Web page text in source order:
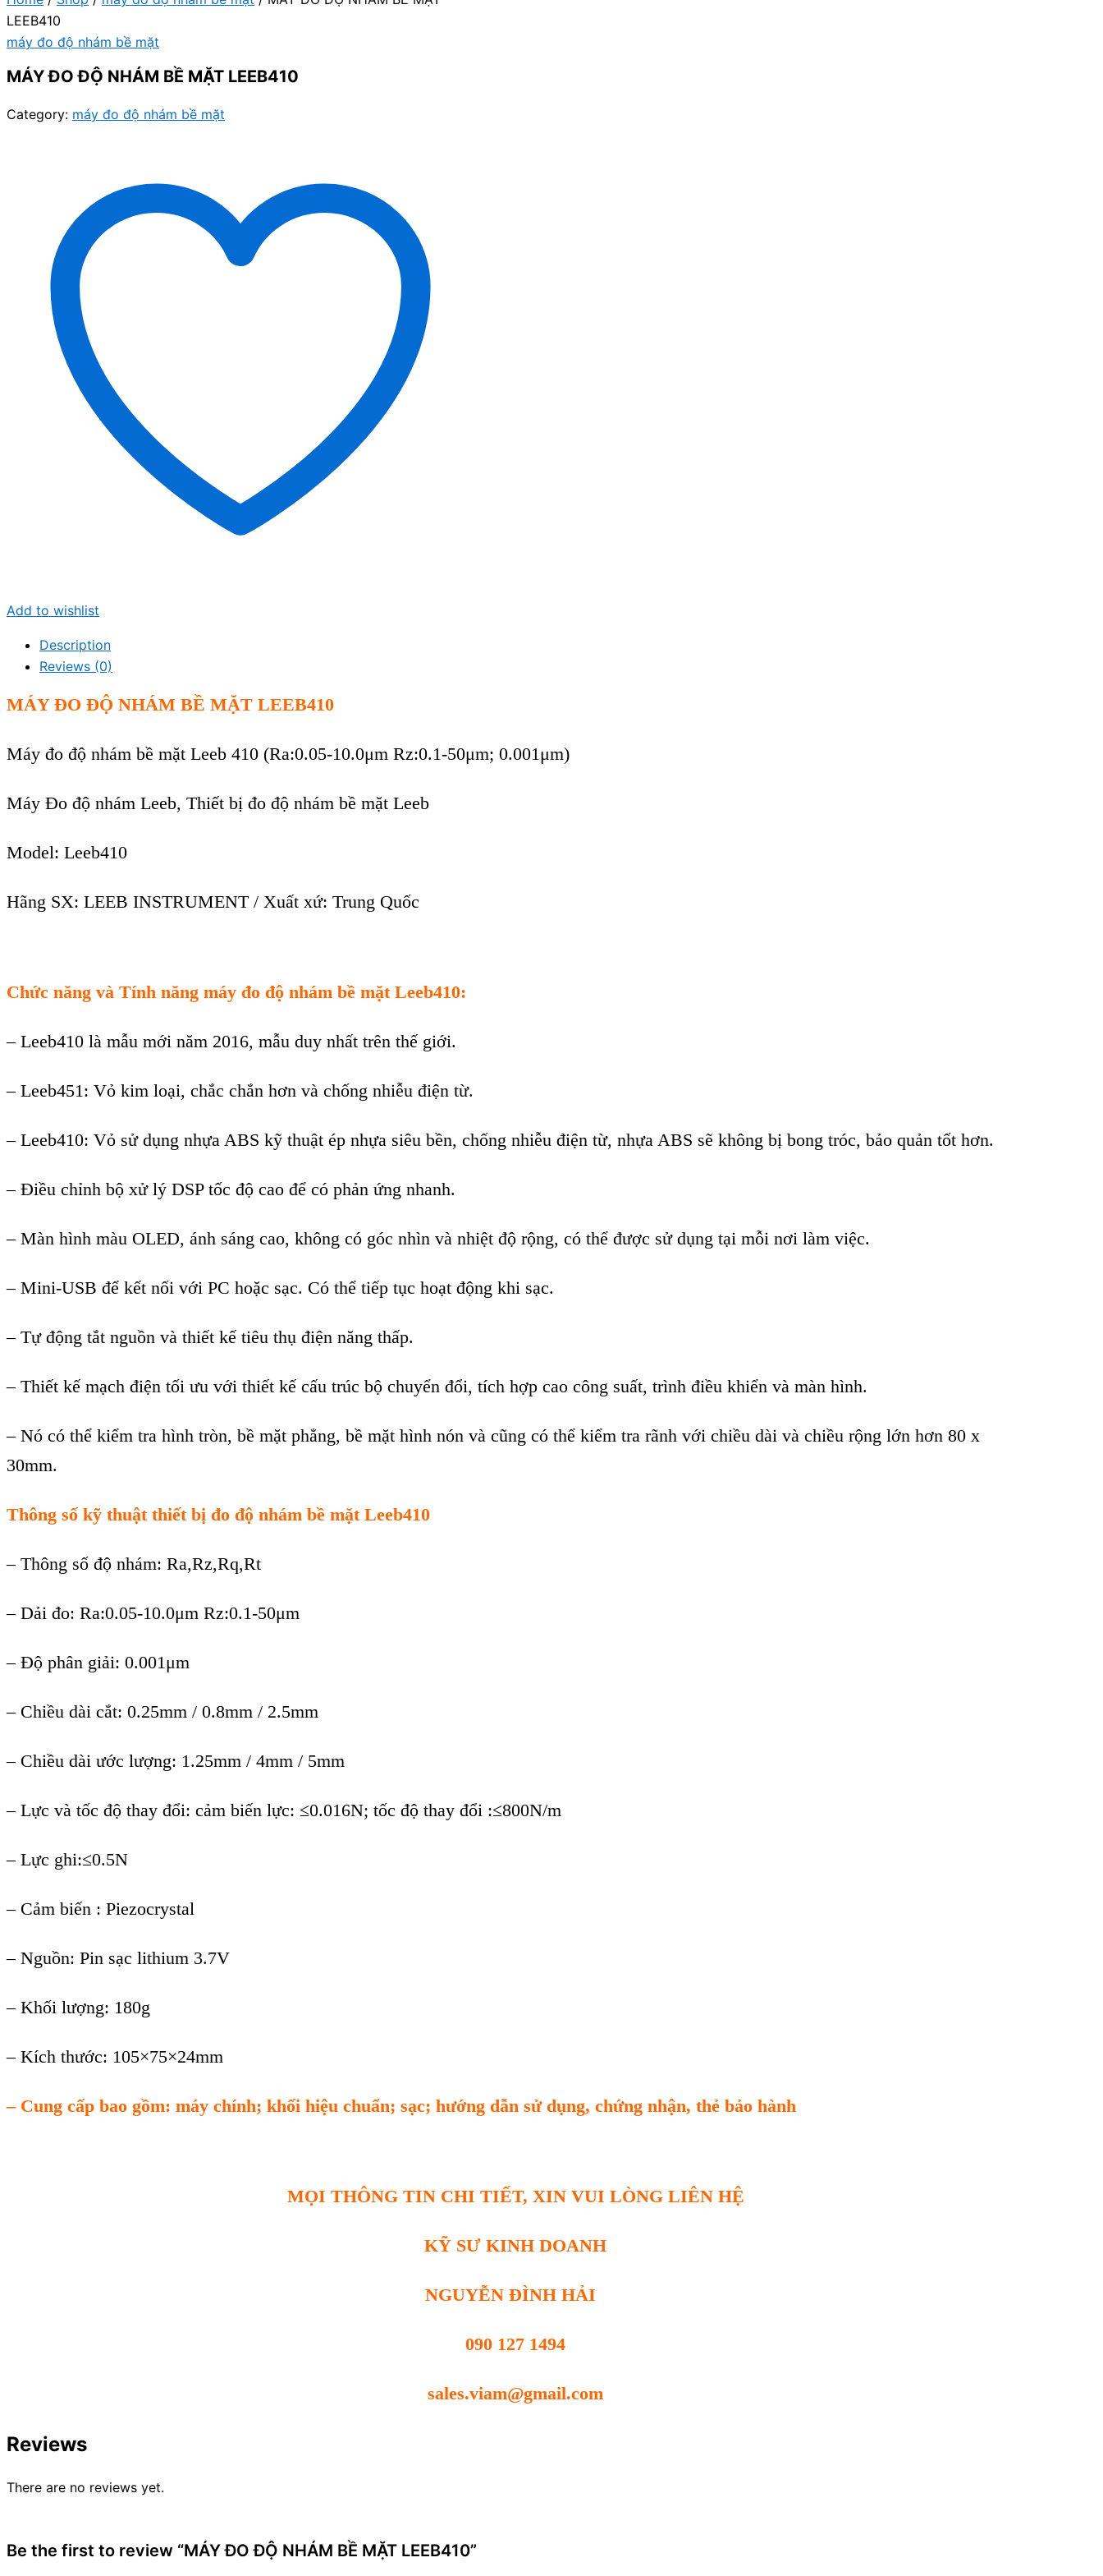
LEEB410
máy đo độ nhám bề mặt
MÁY ĐO ĐỘ NHÁM BỀ MẶT LEEB410
Category: máy đo độ nhám bề mặt
Add to wishlist
Description
Reviews (0)
MÁY ĐO ĐỘ NHÁM BỀ MẶT LEEB410
Máy đo độ nhám bề mặt Leeb 410 (Ra:0.05-10.0μm Rz:0.1-50μm; 0.001μm)
Máy Đo độ nhám Leeb, Thiết bị đo độ nhám bề mặt Leeb
Model: Leeb410
Hãng SX: LEEB INSTRUMENT / Xuất xứ: Trung Quốc
Chức năng và Tính năng máy đo độ nhám bề mặt Leeb410:
– Leeb410 là mẫu mới năm 2016, mẫu duy nhất trên thế giới.
–Leeb451: Vỏ kim loại, chắc chắn hơn và chống nhiễu điện từ.
–Leeb410: Vỏ sử dụng nhựa ABS kỹ thuật ép nhựa siêu bền, chống nhiễu điện từ, nhựa ABS sẽ không bị bong tróc, bảo quản tốt hơn.
–Điều chỉnh bộ xử lý DSP tốc độ cao để có phản ứng nhanh.
–Màn hình màu OLED, ánh sáng cao, không có góc nhìn và nhiệt độ rộng, có thể được sử dụng tại mỗi nơi làm việc.
–Mini-USB để kết nối với PC hoặc sạc. Có thể tiếp tục hoạt động khi sạc.
–Tự động tắt nguồn và thiết kế tiêu thụ điện năng thấp.
–Thiết kế mạch điện tối ưu với thiết kế cấu trúc bộ chuyển đổi, tích hợp cao công suất, trình điều khiển và màn hình.
–Nó có thể kiểm tra hình tròn, bề mặt phẳng, bề mặt hình nón và cũng có thể kiểm tra rãnh với chiều dài và chiều rộng lớn hơn 80 x
30mm.
Thông số kỹ thuật thiết bị đo độ nhám bề mặt Leeb410
– Thông số độ nhám: Ra,Rz,Rq,Rt
– Dải đo: Ra:0.05-10.0μm Rz:0.1-50μm
– Độ phân giải: 0.001 μm
– Chiều dài cắt: 0.25mm / 0.8mm / 2.5mm
– Chiều dài ước lượng: 1.25mm / 4mm / 5mm
– Lực và tốc độ thay đổi: cảm biến lực: ≤0.016N; tốc độ thay đổi :≤800N/m
– Lực ghi:≤0.5N
– Cảm biến : Piezocrystal
– Nguồn: Pin sạc lithium 3.7V
– Khối lượng: 180g
– Kích thước: 105×75×24mm
– Cung cấp bao gồm: máy chính; khối hiệu chuẩn; sạc; hướng dẫn sử dụng, chứng nhận, thẻ bảo hành
MỌI THÔNG TIN CHI TIẾT, XIN VUI LÒNG LIÊN HỆ
KỸ SƯ KINH DOANH
NGUYỄN ĐÌNH HẢI
090 127 1494
sales.viam@gmail.com
Reviews
There are no reviews yet.
Be the first to review “MÁY ĐO ĐỘ NHÁM BỀ MẶT LEEB410”